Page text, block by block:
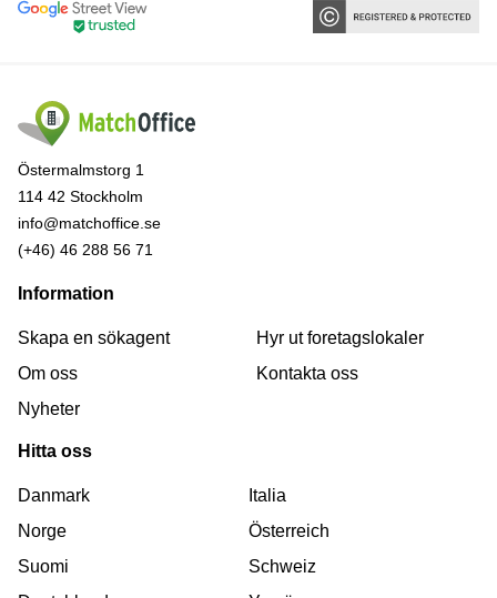
Östermalmstorg 1
114 42 Stockholm
info@matchoffice.se
(+46) 46 288 56 71
Information
Skapa en sökagent
Om oss
Nyheter
Hyr ut foretagslokaler
Kontakta oss
Hitta oss
Danmark
Norge
Suomi
Italia
Österreich
Schweiz